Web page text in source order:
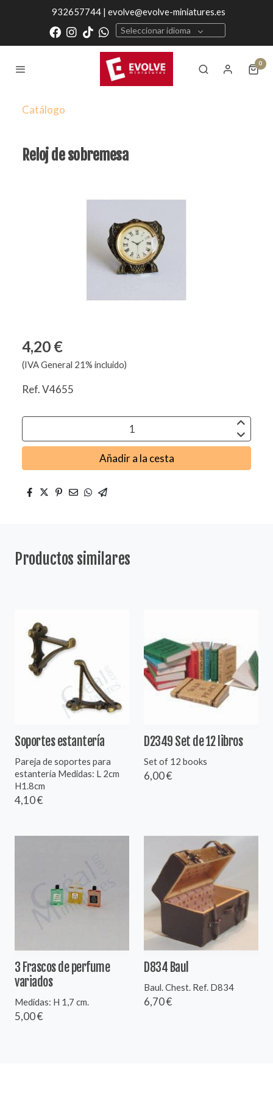
932657744 | evolve@evolve-miniatures.es
Seleccionar idioma
0
Catálogo
Reloj de sobremesa
4,20 €
(IVA General 21% incluido)
Ref. V4655
Añadir a la cesta
Productos similares
Soportes estantería
Pareja de soportes para
estantería Medidas: L 2cm
H1.8cm
4,10 €
D2349 Set de 12 libros
Set of 12 books
6,00 €
3 Frascos de perfume
variados
Medidas: H 1,7 cm.
5,00 €
D834 Baul
Baul. Chest. Ref. D834
6,70 €